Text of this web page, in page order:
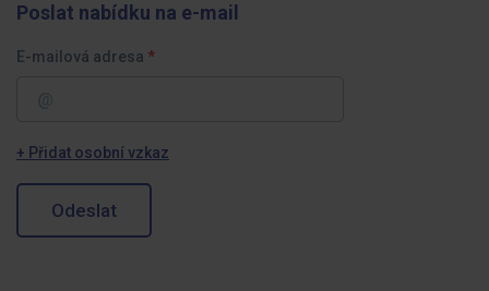
Poslat nabídku na e-mail
E-mailová adresa
+ Přidat osobní vzkaz
Odeslat